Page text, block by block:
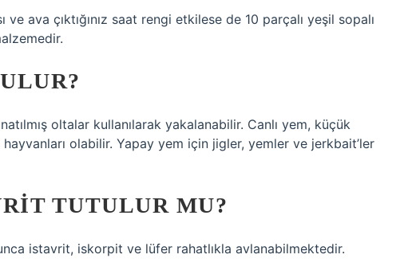
ve ava çıktığınız saat rengi etkilese de 10 parçalı yeşil sopalı
oltalar kullanılarak yakalanabilir. Canlı yem, küçük
olabilir. Yapay yem için jigler, yemler ve jerkbait’ler
TUTULUR MU?
istavrit, iskorpit ve lüfer rahatlıkla avlanabilmektedir.